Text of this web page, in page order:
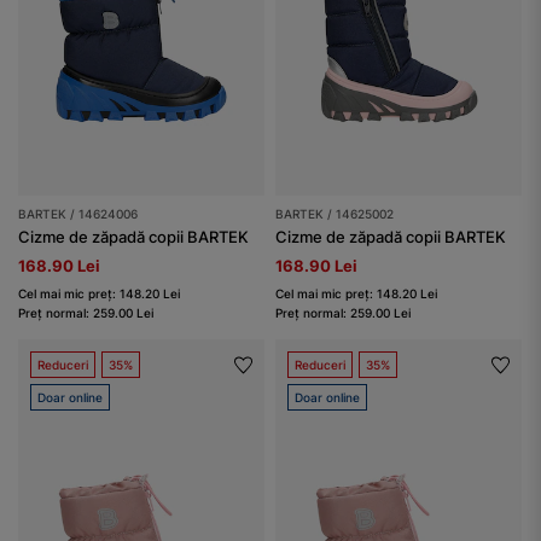
BARTEK / 14624006
Cizme de zăpadă copii BARTEK
168.90 Lei
Cel mai mic preț: 148.20 Lei
Preț normal: 259.00 Lei
BARTEK / 14625002
Cizme de zăpadă copii BARTEK
168.90 Lei
Cel mai mic preț: 148.20 Lei
Preț normal: 259.00 Lei
Reduceri 35%
Doar online
Reduceri 35%
Doar online